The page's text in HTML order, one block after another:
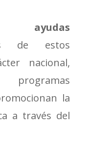
de estos
nacional,
la
a través del